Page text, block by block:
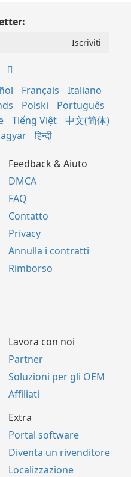
Français
Italiano
Polski
Português
Tiếng Việt
中文(简体)
हिन्दी
Feedback & Aiuto
DMCA
FAQ
Contatto
Privacy
Annulla i contratti
Rimborso
Lavora con noi
Partner
Soluzioni per gli OEM
Affiliati
Extra
Portal software
Diventa un rivenditore
Localizzazione